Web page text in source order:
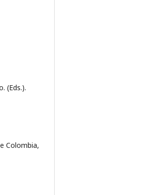
(Eds.).
Colombia,